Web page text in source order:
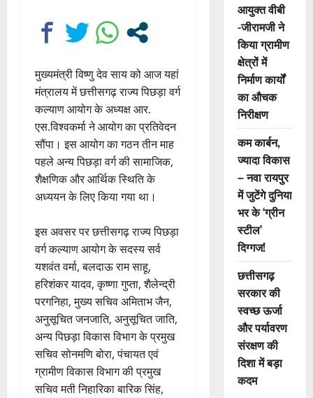
मुख्यमंत्री विष्णु देव साय को आज यहां
मंत्रालय में छत्तीसगढ़ राज्य पिछड़ा वर्ग
कल्याण आयोग के अध्यक्ष आर.
एस.विश्वकर्मा ने आयोग का प्रतिवेदन
सौंपा। इस आयोग का गठन तीन माह
पहले अन्य पिछड़ा वर्ग की सामाजिक,
शैक्षणिक और आर्थिक स्थिति के
अध्ययन के लिए किया गया था।
इस अवसर पर छत्तीसगढ़ राज्य पिछड़ा
वर्ग कल्याण आयोग के सदस्य सर्व
यशवंत वर्मा, बलदाऊ राम साहू,
हरिशंकर यादव, कृष्णा गुप्ता, शैलेन्द्री
परगनिहा, मुख्य सचिव अमिताभ जैन,
अनुसूचित जनजाति, अनुसूचित जाति,
अन्य पिछड़ा विकास विभाग के प्रमुख
सचिव सोनमणि बोरा, पंचायत एवं
ग्रामीण विकास विभाग की प्रमुख
सचिव मती निहारिका बारिक सिंह,
आयुक्त वीबी
-जीरामजी ने
किया ग्रामीण
क्षेत्रों में
निर्माण कार्यों
का औचक
निरीक्षण
कम कार्बन,
ज्यादा विकास
– नवा रायपुर
में जुटेंगे दुनिया
भर के ‘ग्रीन
स्टील’
दिग्गज!
छत्तीसगढ़
सरकार की
स्वच्छ ऊर्जा
और पर्यावरण
संरक्षण की
दिशा में बड़ा
कदम